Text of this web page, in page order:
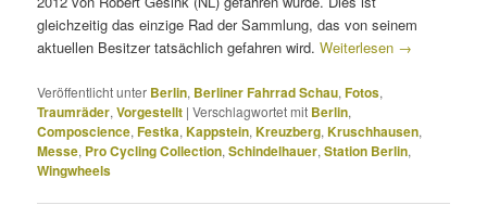
gleichzeitig das einzige Rad der Sammlung, das von seinem
aktuellen Besitzer tatsächlich gefahren wird.Weiterlesen →
Veröffentlicht unter Berlin, Berliner Fahrrad Schau,Fotos,
Traumräder,Vorgestellt |Verschlagwortet mit Berlin,
Composcience,Festka,Kappstein,Kreuzberg,Kruschhausen,
Messe, Pro Cycling Collection,Schindelhauer,Station Berlin,
Wingwheels